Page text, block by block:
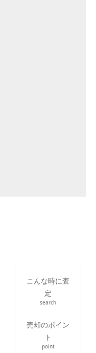
こんな時に査
定
search
売却のポイン
ト
point